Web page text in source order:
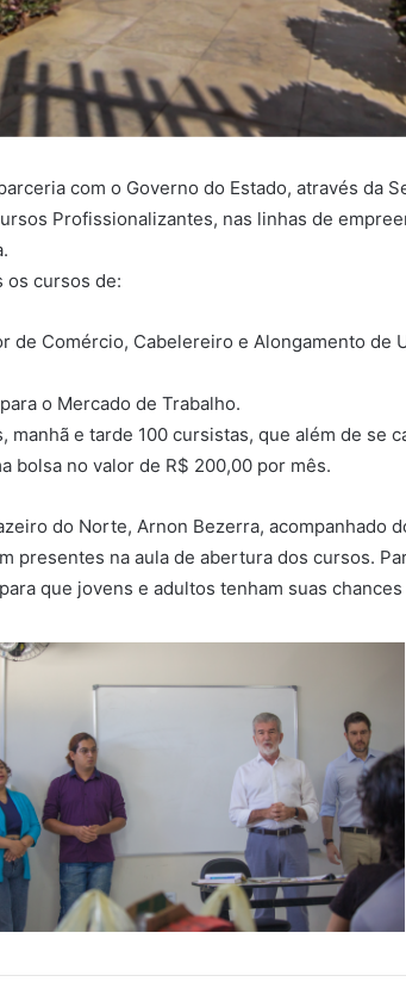
com o Governo do Estado, através da
Profissionalizantes, nas linhas de
os cursos de:
de Comércio, Cabelereiro e Alongamento de
o Mercado de Trabalho.
manhã e tarde 100 cursistas, que além de se
bolsa no valor de R$ 200,00 por mês.
do Norte, Arnon Bezerra, acompanhado
presentes na aula de abertura dos cursos.
que jovens e adultos tenham suas